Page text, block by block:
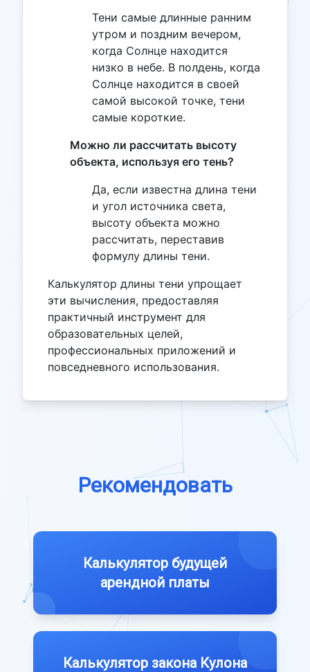
Тени самые длинные ранним
утром и поздним вечером,
когда Солнце находится
низко в небе. В полдень, когда
Солнце находится в своей
самой высокой точке, тени
самые короткие.
Можно ли рассчитать высоту
объекта, используя его тень?
Да, если известна длина тени
и угол источника света,
высоту объекта можно
рассчитать, переставив
формулу длины тени.
Калькулятор длины тени упрощает
эти вычисления, предоставляя
практичный инструмент для
образовательных целей,
профессиональных приложений и
повседневного использования.
Рекомендовать
Калькулятор будущей
арендной платы
Калькулятор закона Кулона